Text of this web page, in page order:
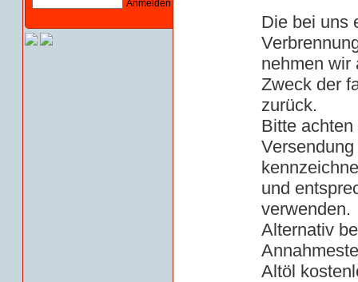
Die bei uns
nehmen wir
Zweck der
zurück.
Bitte
und
verwenden.
Alternativ
Altöl